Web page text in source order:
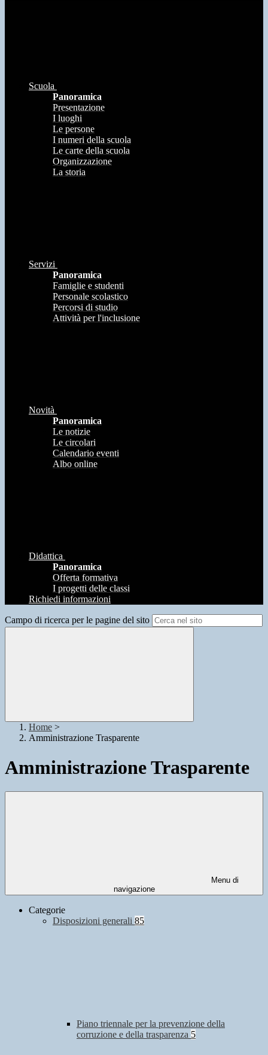
Scuola
Panoramica
Presentazione
I luoghi
Le persone
I numeri della scuola
Le carte della scuola
Organizzazione
La storia
Servizi
Panoramica
Famiglie e studenti
Personale scolastico
Percorsi di studio
Attività per l'inclusione
Novità
Panoramica
Le notizie
Le circolari
Calendario eventi
Albo online
Didattica
Panoramica
Offerta formativa
I progetti delle classi
Richiedi informazioni
Campo di ricerca per le pagine del sito
Home >
Amministrazione Trasparente
Amministrazione Trasparente
Menu di
navigazione
Categorie
Disposizioni generali 85
Piano triennale per la prevenzione della
corruzione e della trasparenza 5